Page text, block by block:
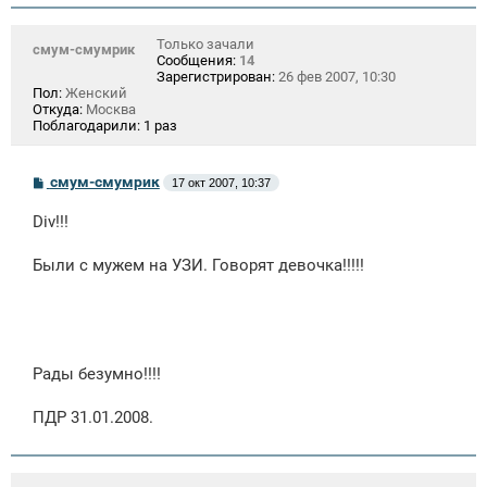
смум-смумрик
Только зачали
Сообщения: 14
Зарегистрирован: 26 фев 2007, 10:30
Пол: Женский
Откуда: Москва
Поблагодарили: 1 раз
С
б
н
смум-смумрик 17 окт 2007, 10:37
Div!!!
Были с мужем на УЗИ. Говорят девочка!!!!!
Рады безумно!!!!
ПДР 31.01.2008.